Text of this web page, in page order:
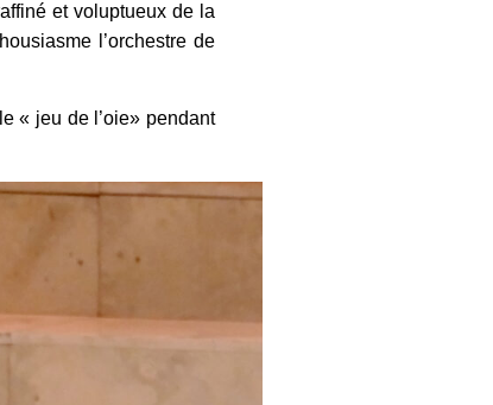
et voluptueux de la
l’orchestre de
« jeu de l’oie» pendant